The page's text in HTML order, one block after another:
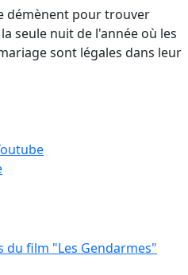
démènent pour trouver
seule nuit de l'année où les
sont légales dans leur
du film "Les Gendarmes"